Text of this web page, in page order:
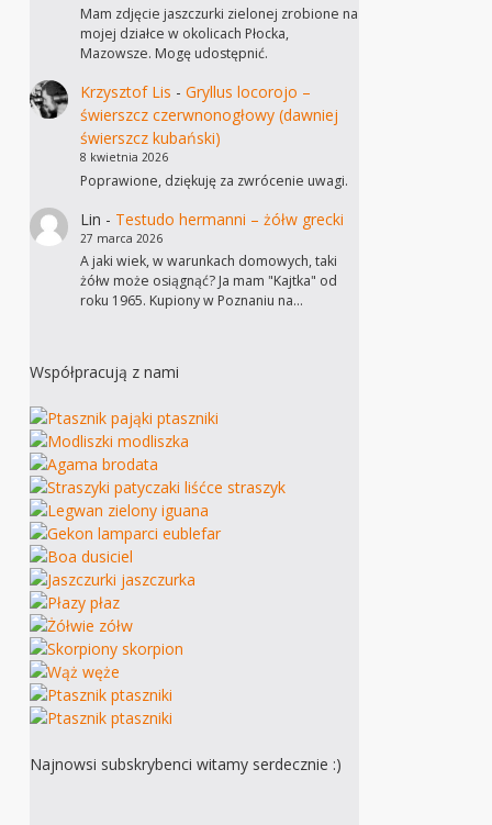
Mam zdjęcie jaszczurki zielonej zrobione na
mojej działce w okolicach Płocka,
Mazowsze. Mogę udostępnić.
Krzysztof Lis - Gryllus locorojo –
świerszcz czerwnonogłowy (dawniej
świerszcz kubański)
8 kwietnia 2026
Poprawione, dziękuję za zwrócenie uwagi.
Lin - Testudo hermanni – żółw grecki
27 marca 2026
A jaki wiek, w warunkach domowych, taki
żółw może osiągnąć? Ja mam "Kajtka" od
roku 1965. Kupiony w Poznaniu na…
Współpracują z nami
Najnowsi subskrybenci witamy serdecznie :)